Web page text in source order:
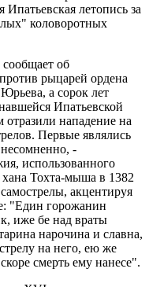
летопись за
коловоротных
об
рыцарей ордена
а сорок лет
Ипатьевской
нападение на
Первые являлись
-
использованного
Тохта-мыша в 1382
акцентируя
"Един горожанин
иже бе над враты
нарочина и славна,
на него, ею же
смерть ему нанесе".